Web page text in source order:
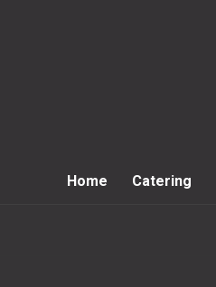
Home Catering